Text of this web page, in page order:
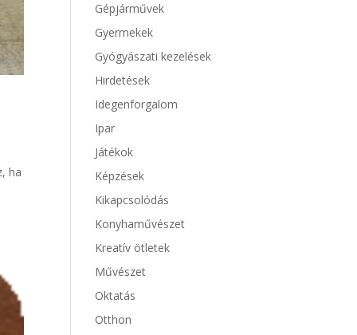
ha
Gépjárművek
Gyermekek
Gyógyászati kezelések
Hirdetések
Idegenforgalom
Ipar
Játékok
Képzések
Kikapcsolódás
Konyhaművészet
Kreatív ötletek
Művészet
Oktatás
Otthon